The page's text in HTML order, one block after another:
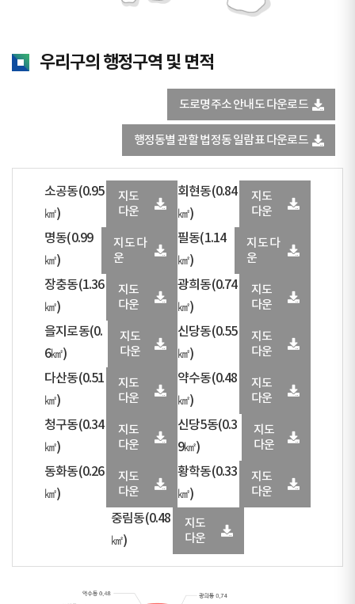
우리구의 행정구역 및 면적
도로명주소 안내도 다운로드
행정동별 관할 법정동 일람표 다운로드
소공동(0.95
㎢)
지도
다운
회현동(0.84
㎢)
지도
다운
명동(0.99
㎢)
지도 다
운
필동(1.14
㎢)
지도 다
운
장충동(1.36
㎢)
지도
다운
광희동(0.74
㎢)
지도
다운
을지로동(0.
6㎢)
지도
다운
신당동(0.55
㎢)
지도
다운
다산동(0.51
㎢)
지도
다운
약수동(0.48
㎢)
지도
다운
청구동(0.34
㎢)
지도
다운
신당5동(0.3
9㎢)
지도
다운
동화동(0.26
㎢)
지도
다운
황학동(0.33
㎢)
지도
다운
중림동(0.48
㎢)
지도
다운